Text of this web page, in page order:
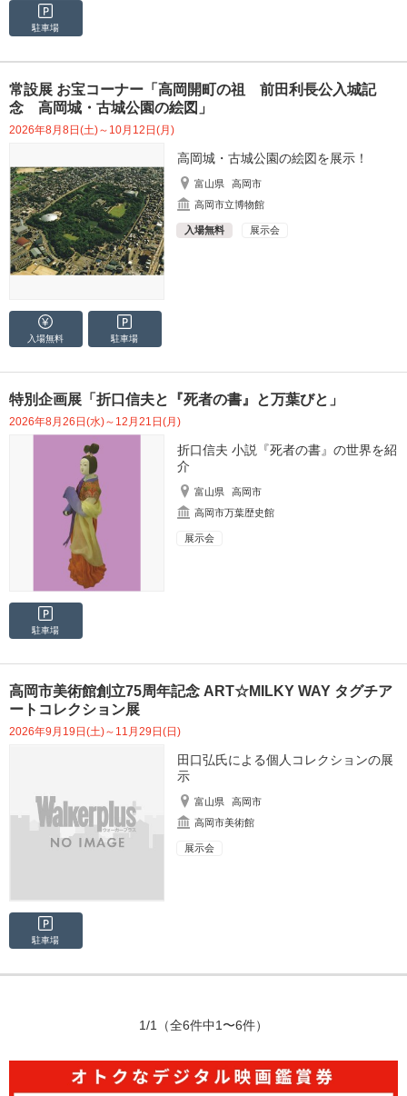
駐車場
常設展 お宝コーナー「高岡開町の祖 前田利長公入城記
念 高岡城・古城公園の絵図」
2026年8月8日(土)～10月12日(月)
高岡城・古城公園の絵図を展示！
富山県
高岡市
高岡市立博物館
入場無料 展示会
入場無料 駐車場
特別企画展「折口信夫と『死者の書』と万葉びと」
2026年8月26日(水)～12月21日(月)
折口信夫 小説『死者の書』の世界を紹
介
富山県
高岡市
高岡市万葉歴史館
展示会
駐車場
高岡市美術館創立75周年記念 ART☆MILKY WAY タグチア
ートコレクション展
2026年9月19日(土)～11月29日(日)
田口弘氏による個人コレクションの展
示
富山県
高岡市
高岡市美術館
展示会
駐車場
1/1 （全6件中1〜6件）